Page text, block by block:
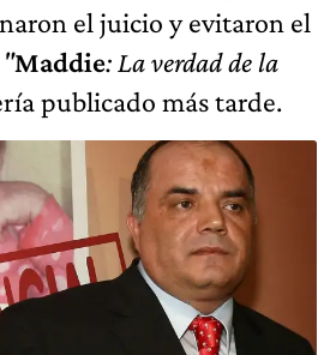
el juicio y evitaron el
"Maddie: La verdad de la
publicado más tarde.